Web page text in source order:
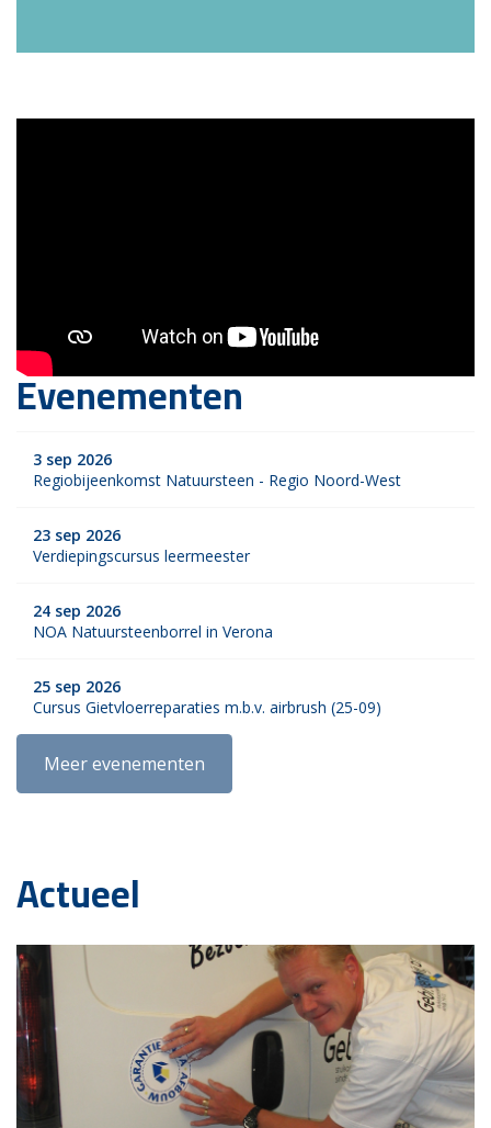
Evenementen
3 sep 2026
Regiobijeenkomst Natuursteen - Regio Noord-West
23 sep 2026
Verdiepingscursus leermeester
24 sep 2026
NOA Natuursteenborrel in Verona
25 sep 2026
Cursus Gietvloerreparaties m.b.v. airbrush (25-09)
Meer evenementen
Actueel